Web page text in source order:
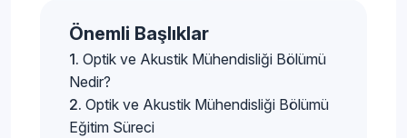
Önemli Başlıklar
Optik ve Akustik Mühendisliği Bölümü
Nedir?
Optik ve Akustik Mühendisliği Bölümü
Eğitim Süreci